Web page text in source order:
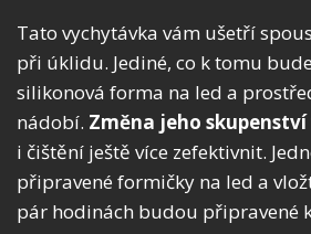
Tato vychytávka vám ušetří
při úklidu. Jediné, co k tomu
silikonová forma na led a
nádobí. Změna jeho
i čištění ještě více zefektivnit.
připravené formičky na led a
pár hodinách budou připravené